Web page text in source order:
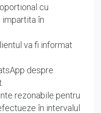
cu
în
va fi informat
despre
rezonabile pentru
în intervalul